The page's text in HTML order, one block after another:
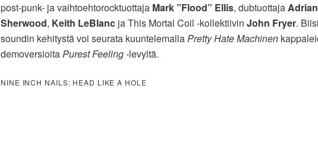
post-punk- ja vaihtoehtorocktuottaja Mark ”Flood” Ellis, dubtuottajaAdrian
Sherwood, Keith LeBlanc ja This Mortal Coil -kollektiivin John Fryer.
soundin kehitystä voi seurata kuuntelemallaPretty Hate Machinen
demoversioitaPurest Feeling-levyltä.
NINE INCH NAILS: HEAD LIKE A HOLE